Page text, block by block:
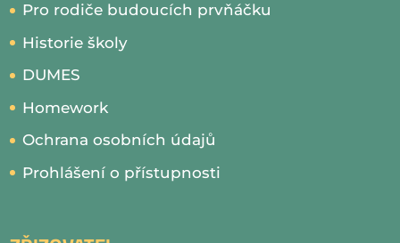
Pro rodiče budoucích prvňáčku
Historie školy
DUMES
Homework
Ochrana osobních údajů
Prohlášení o přístupnosti